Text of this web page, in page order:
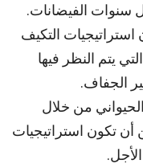
سنوات الفيضانات.
التكيف
يتم النظر فيها
الجفاف.
من خلال
أن تكون استراتيجيات